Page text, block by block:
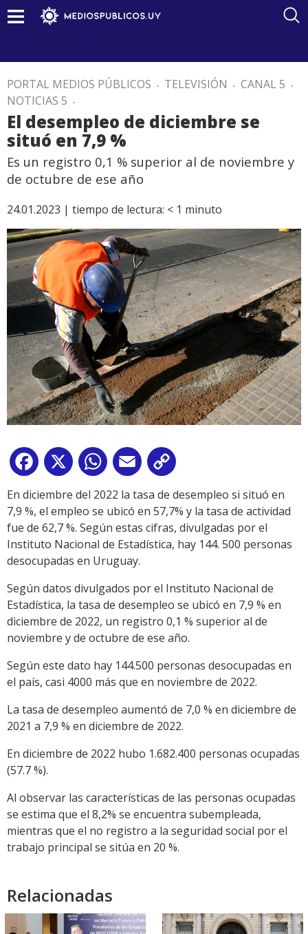
PORTAL MEDIOS PÚBLICOS . TELEVISIÓN . CANAL 5 .
NOTICIAS 5 .
El desempleo de diciembre se
situó en 7,9 %
Es un registro 0,1 % superior al de noviembre y
de octubre de ese año
24.01.2023 | tiempo de lectura: < 1 minuto
Facebook
X WhatsApp
Email
Link
En diciembre del 2022 la tasa de desempleo si situó en
7,9 %, el empleo se ubicó en 57,7% y la tasa de actividad
fue de 62,7 %. Según estas cifras, divulgadas por el
Instituto Nacional de Estadística, hay 144. 500 personas
desocupadas en Uruguay.
Según datos divulgados por el Instituto Nacional de
Estadística, la tasa de desempleo se ubicó en 7,9 % en
diciembre de 2022, un registro 0,1 % superior al de
noviembre y de octubre de ese año.
Según este dato hay 144.500 personas desocupadas en
el país, casi 4000 más que en noviembre de 2022.
La tasa de desempleo aumentó de 7,0 % en diciembre de
2021 a 7,9 % en diciembre de 2022.
En diciembre de 2022 hubo 1.682.400 personas ocupadas
(57.7 %).
Al observar las características de las personas ocupadas
se estima que el 8,2% se encuentra subempleada,
mientras que el no registro a la seguridad social por el
trabajo principal se sitúa en 20 %.
Relacionadas